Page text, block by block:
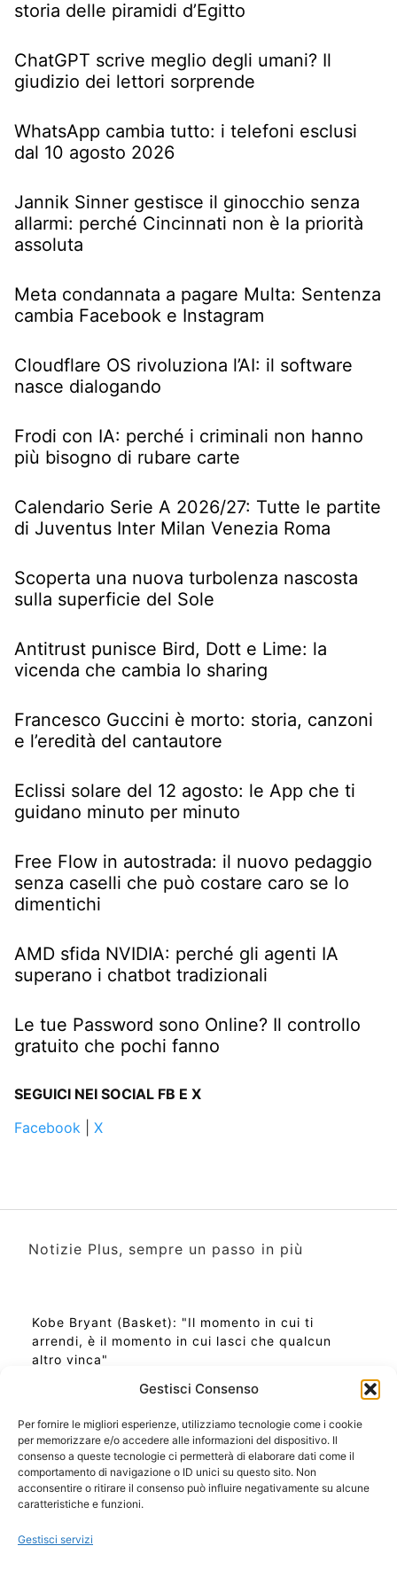
Gestisci Consenso
Per fornire le migliori esperienze, utilizziamo tecnologie come i cookie
per memorizzare e/o accedere alle informazioni del dispositivo. Il
consenso a queste tecnologie ci permetterà di elaborare dati come il
comportamento di navigazione o ID unici su questo sito. Non
acconsentire o ritirare il consenso può influire negativamente su alcune
caratteristiche e funzioni.
Gestisci servizi
storia delle piramidi d’Egitto
ChatGPT scrive meglio degli umani? Il
giudizio dei lettori sorprende
WhatsApp cambia tutto: i telefoni esclusi
dal 10 agosto 2026
Jannik Sinner gestisce il ginocchio senza
allarmi: perché Cincinnati non è la priorità
assoluta
Meta condannata a pagare Multa: Sentenza
cambia Facebook e Instagram
Cloudflare OS rivoluziona l’AI: il software
nasce dialogando
Frodi con IA: perché i criminali non hanno
più bisogno di rubare carte
Calendario Serie A 2026/27: Tutte le partite
di Juventus Inter Milan Venezia Roma
Scoperta una nuova turbolenza nascosta
sulla superficie del Sole
Antitrust punisce Bird, Dott e Lime: la
vicenda che cambia lo sharing
Francesco Guccini è morto: storia, canzoni
e l’eredità del cantautore
Eclissi solare del 12 agosto: le App che ti
guidano minuto per minuto
Free Flow in autostrada: il nuovo pedaggio
senza caselli che può costare caro se lo
dimentichi
AMD sfida NVIDIA: perché gli agenti IA
superano i chatbot tradizionali
Le tue Password sono Online? Il controllo
gratuito che pochi fanno
SEGUICI NEI SOCIAL FB E X
Facebook
X
Notizie Plus, sempre un passo in più
Kobe Bryant (Basket): "Il momento in cui ti
arrendi, è il momento in cui lasci che qualcun
altro vinca"
Ora Esatta in Italia in questo momento
Ti Senti Strano Ultimamente? Potrebbe Essere per
la Risonanza di Schumann
Come Sapere Se Stai Ascendendo alla Quinta